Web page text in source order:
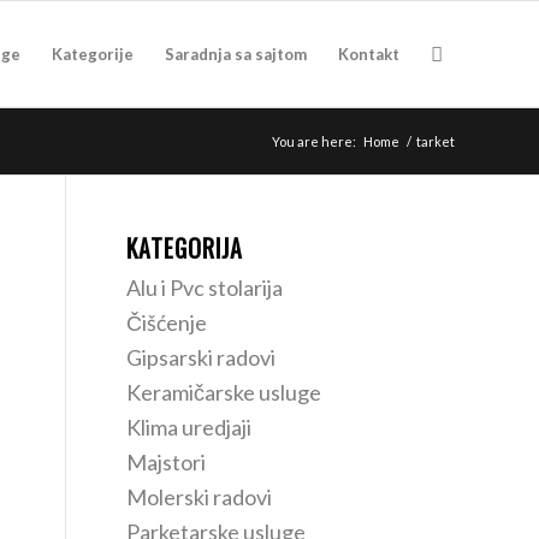
Kategorije Saradnja sa sajtom Kontakt
You are here: Home / tarket
KATEGORIJA
Alu i Pvc stolarija
Čišćenje
Gipsarski radovi
Keramičarske usluge
Klima uredjaji
Majstori
Molerski radovi
Parketarske usluge